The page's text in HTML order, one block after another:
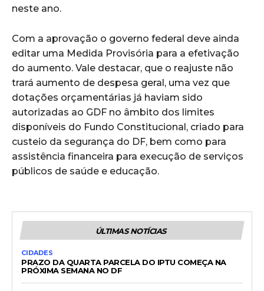
neste ano.
Com a aprovação o governo federal deve ainda
editar uma Medida Provisória para a efetivação
do aumento. Vale destacar, que o reajuste não
trará aumento de despesa geral, uma vez que
dotações orçamentárias já haviam sido
autorizadas ao GDF no âmbito dos limites
disponíveis do Fundo Constitucional, criado para
custeio da segurança do DF, bem como para
assistência financeira para execução de serviços
públicos de saúde e educação.
ÚLTIMAS NOTÍCIAS
CIDADES
PRAZO DA QUARTA PARCELA DO IPTU COMEÇA NA
PRÓXIMA SEMANA NO DF